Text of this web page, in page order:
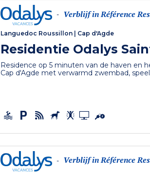
- Verblijf in Référence
Languedoc Roussillon Cap d'Agde
Residentie Odalys
Residence op 5 minuten van de haven en
Cap d'Agde met verwarmd zwembad,
- Verblijf in Référence